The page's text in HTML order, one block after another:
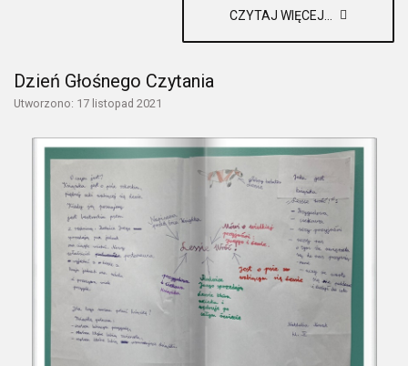
CZYTAJ WIĘCEJ...
Dzień Głośnego Czytania
Utworzono: 17 listopad 2021